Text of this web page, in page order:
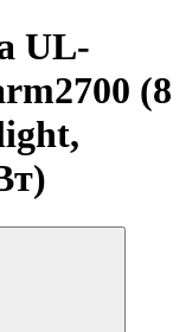
UL-
(8